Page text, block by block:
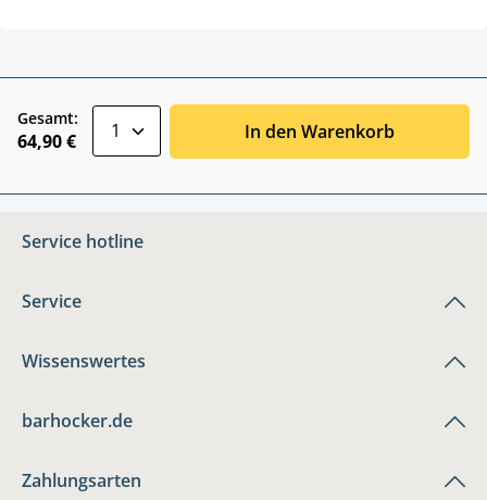
Gesamt:
64,90 € In den Warenkorb
Service hotline
Service
Wissenswertes
barhocker.de
Zahlungsarten